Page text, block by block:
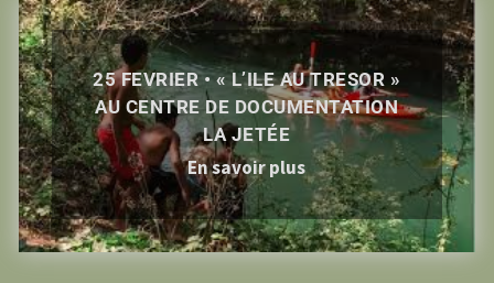
25 FEVRIER • « L’ILE AU TRESOR »
AU CENTRE DE DOCUMENTATION
LA JETÉE
En savoir plus